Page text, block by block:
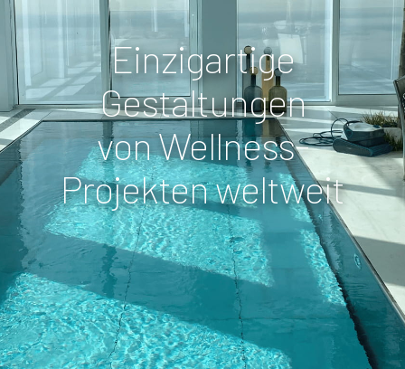
Einzigartige
Gestaltungen
von Wellness-
Projekten weltweit